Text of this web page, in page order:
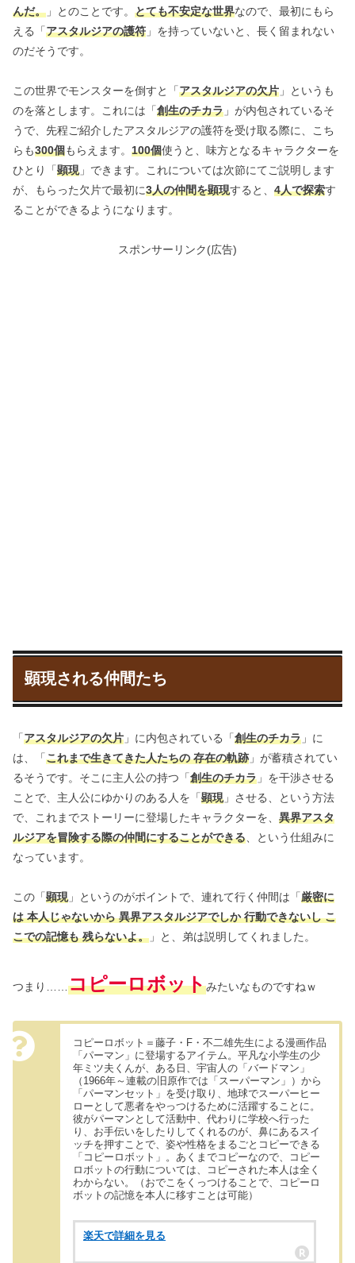
んだ。 」とのことです。 とても不安定な世界なので、最初にもら
える「アスタルジアの護符 」を持っていないと、長く留まれない
のだそうです。
この世界でモンスターを倒すと「アスタルジアの欠片 」というも
のを落とします。これには「創生のチカラ 」が内包されているそ
うで、先程ご紹介したアスタルジアの護符を受け取る際に、こち
らも300個もらえます。 100個使うと、味方となるキャラクターを
ひとり「顕現」できます。これについては次節にてご説明します
が、もらった欠片で最初に3人の仲間を顕現すると、 4人で探索す
ることができるようになります。
スポンサーリンク(広告)
顕現される仲間たち
「アスタルジアの欠片 」に内包されている「創生のチカラ 」に
は、「これまで生きてきた人たちの 存在の軌跡 」が蓄積されてい
るそうです。そこに主人公の持つ「創生のチカラ 」を干渉させる
ことで、主人公にゆかりのある人を「顕現」させる、という方法
で、これまでストーリーに登場したキャラクターを、 異界アスタ
ルジアを冒険する際の仲間にすることができる 、という仕組みに
なっています。
この「顕現」というのがポイントで、連れて行く仲間は「厳密に
は 本人じゃないから 異界アスタルジアでしか 行動できないし こ
こでの記憶も 残らないよ。 」と、弟は説明してくれました。
つまり…… コピーロボットみたいなものですねｗ
コピーロボット＝藤子・F・不二雄先生による漫画作品
「パーマン」に登場するアイテム。平凡な小学生の少
年ミツ夫くんが、ある日、宇宙人の「バードマン」
（1966年～連載の旧原作では「スーパーマン」）から
「パーマンセット」を受け取り、地球でスーパーヒー
ローとして悪者をやっつけるために活躍することに。
彼がパーマンとして活動中、代わりに学校へ行った
り、お手伝いをしたりしてくれるのが、鼻にあるスイ
ッチを押すことで、姿や性格をまるごとコピーできる
「コピーロボット」。あくまでコピーなので、コピー
ロボットの行動については、コピーされた本人は全く
わからない。（おでこをくっつけることで、コピーロ
ボットの記憶を本人に移すことは可能）
楽天で詳細を見る